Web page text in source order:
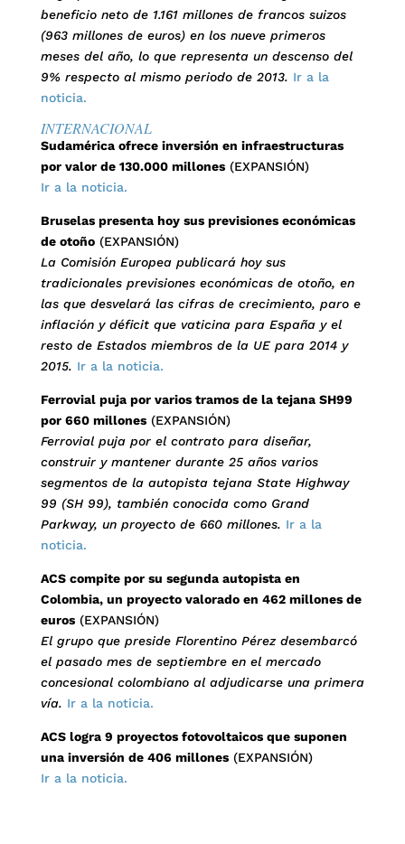
beneficio neto de 1.161 millones de francos suizos
(963 millones de euros) en los nueve primeros
meses del año, lo que representa un descenso del
9% respecto al mismo periodo de 2013. Ir a la
noticia.
INTERNACIONAL
Sudamérica ofrece inversión en infraestructuras
por valor de 130.000 millones(EXPANSIÓN)
Ir a la noticia.
Bruselas presenta hoy sus previsiones económicas
de otoño(EXPANSIÓN)
La Comisión Europea publicará hoy sus
tradicionales previsiones económicas de otoño, en
las que desvelará las cifras de crecimiento, paro e
inflación y déficit que vaticina para España y el
resto de Estados miembros de la UE para 2014 y
2015. Ir a la noticia.
Ferrovial puja por varios tramos de la tejana SH99
por 660 millones(EXPANSIÓN)
Ferrovial puja por el contrato para diseñar,
construir y mantener durante 25 años varios
segmentos de la autopista tejana State Highway
99 (SH 99), también conocida como Grand
Parkway, un proyecto de 660 millones. Ir a la
noticia.
ACS compite por su segunda autopista en
Colombia, un proyecto valorado en 462 millones de
euros(EXPANSIÓN)
El grupo que preside Florentino Pérez desembarcó
el pasado mes de septiembre en el mercado
concesional colombiano al adjudicarse una primera
vía. Ir a la noticia.
ACS logra 9 proyectos fotovoltaicos que suponen
una inversión de 406 millones(EXPANSIÓN)
Ir a la noticia.